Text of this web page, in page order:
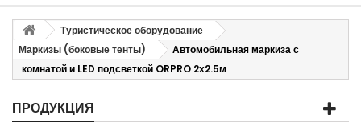
Туристическое оборудование
Маркизы (боковые тенты)
Автомобильная маркиза с
комнатой и LED подсветкой ORPRO 2х2.5м
ПРОДУКЦИЯ